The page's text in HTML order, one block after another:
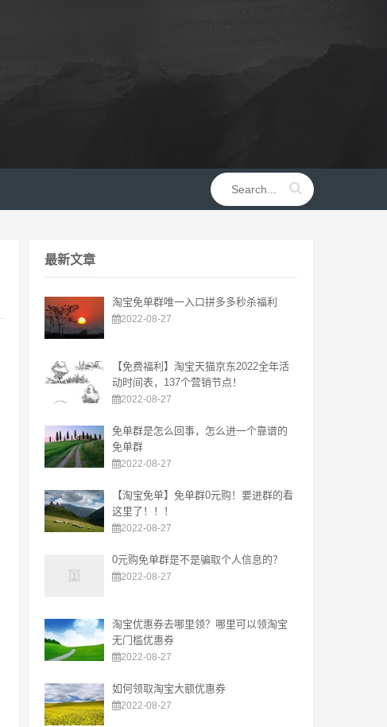
最新文章
淘宝免单群唯一入口拼多多秒杀福利
2022-08-27
【免费福利】淘宝天猫京东2022全年活
动时间表，137个营销节点！
2022-08-27
免单群是怎么回事，怎么进一个靠谱的
免单群
2022-08-27
【淘宝免单】免单群0元购！要进群的看
这里了！！！
2022-08-27
0元购免单群是不是骗取个人信息的？
2022-08-27
淘宝优惠券去哪里领？哪里可以领淘宝
无门槛优惠券
2022-08-27
如何领取淘宝大额优惠券
2022-08-27